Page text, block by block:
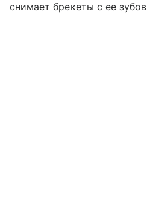
снимает брекеты с ее